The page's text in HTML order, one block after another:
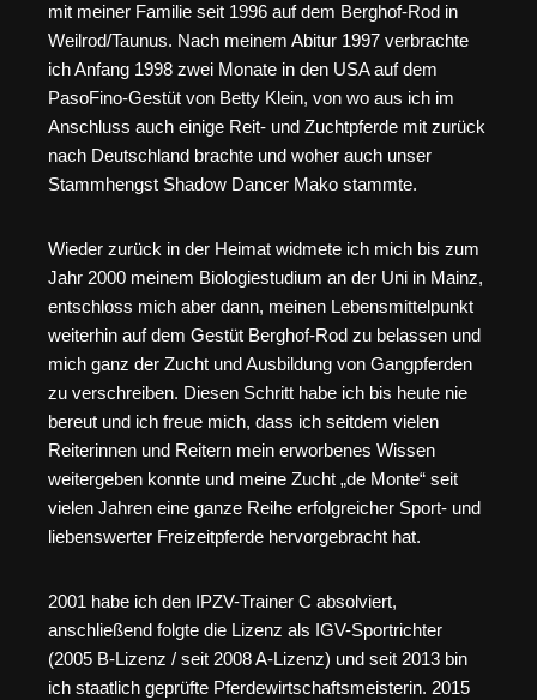
mit meiner Familie seit 1996 auf dem Berghof-Rod in
Weilrod/Taunus. Nach meinem Abitur 1997 verbrachte
ich Anfang 1998 zwei Monate in den USA auf dem
PasoFino-Gestüt von Betty Klein, von wo aus ich im
Anschluss auch einige Reit- und Zuchtpferde mit zurück
nach Deutschland brachte und woher auch unser
Stammhengst Shadow Dancer Mako stammte.
Wieder zurück in der Heimat widmete ich mich bis zum
Jahr 2000 meinem Biologiestudium an der Uni in Mainz,
entschloss mich aber dann, meinen Lebensmittelpunkt
weiterhin auf dem Gestüt Berghof-Rod zu belassen und
mich ganz der Zucht und Ausbildung von Gangpferden
zu verschreiben. Diesen Schritt habe ich bis heute nie
bereut und ich freue mich, dass ich seitdem vielen
Reiterinnen und Reitern mein erworbenes Wissen
weitergeben konnte und meine Zucht „de Monte“ seit
vielen Jahren eine ganze Reihe erfolgreicher Sport- und
liebenswerter Freizeitpferde hervorgebracht hat.
2001 habe ich den IPZV-Trainer C absolviert,
anschließend folgte die Lizenz als IGV-Sportrichter
(2005 B-Lizenz / seit 2008 A-Lizenz) und seit 2013 bin
ich staatlich geprüfte Pferdewirtschaftsmeisterin. 2015